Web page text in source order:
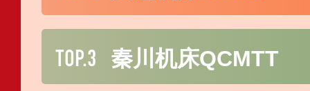
TOP.3 秦川机床QCMTT